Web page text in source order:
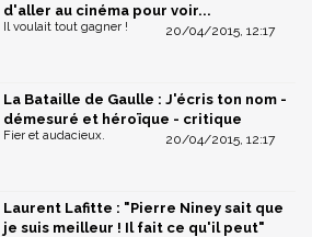
d'aller au cinéma pour voir...
20/04/2015, 12:17
Il voulait tout gagner !
La Bataille de Gaulle : J'écris ton nom -
démesuré et héroïque - critique
20/04/2015, 12:17
Fier et audacieux.
Laurent Lafitte : "Pierre Niney sait que
je suis meilleur ! Il fait ce qu'il peut"